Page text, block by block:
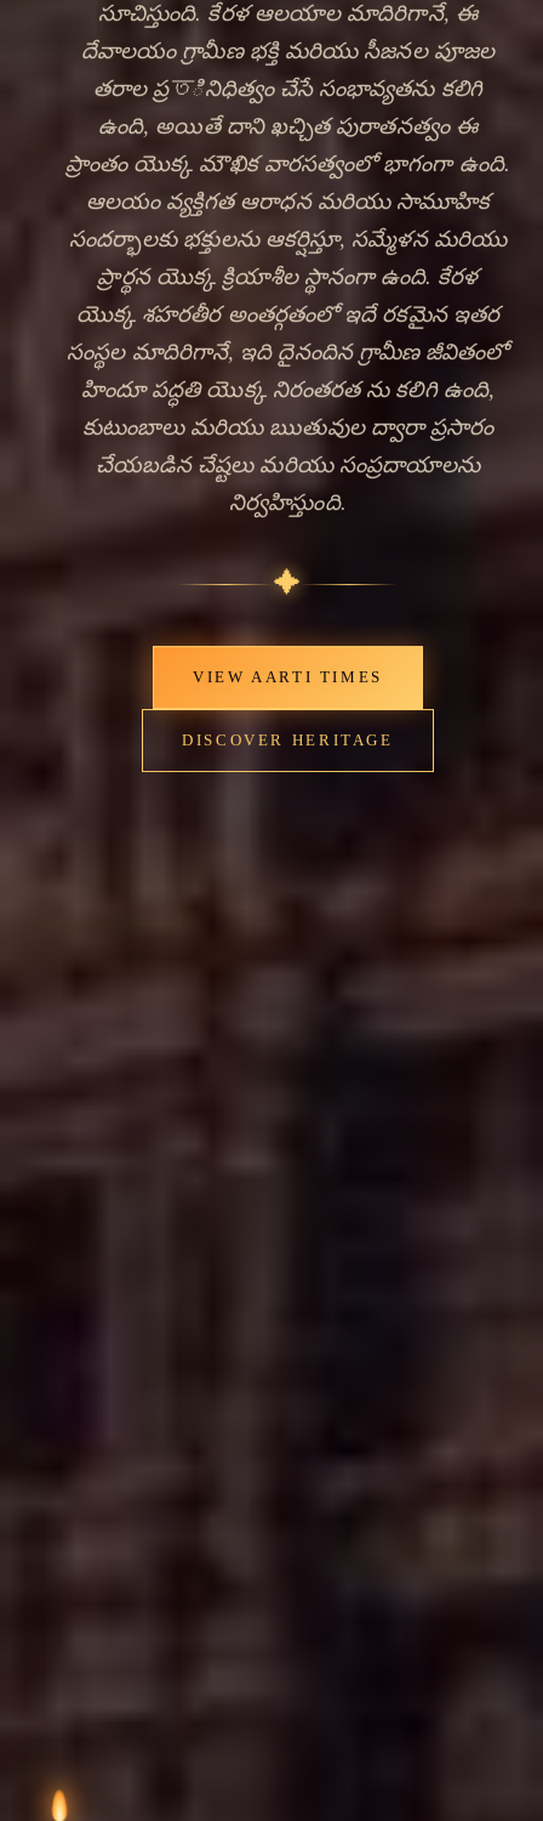
సూచిస్తుంది. కేరళ ఆలయాల మాదిరిగానే, ఈ
దేవాలయం గ్రామీణ భక్తి మరియు సీజనల పూజల
తరాల ప్రতినిధిత్వం చేసే సంభావ్యతను కలిగి
ఉంది, అయితే దాని ఖచ్చిత పురాతనత్వం ఈ
ప్రాంతం యొక్క మౌఖిక వారసత్వంలో భాగంగా ఉంది.
ఆలయం వ్యక్తిగత ఆరాధన మరియు సామూహిక
సందర్భాలకు భక్తులను ఆకర్షిస్తూ, సమ్మేళన మరియు
ప్రార్థన యొక్క క్రియాశీల స్థానంగా ఉంది. కేరళ
యొక్క శహరతీర అంతర్గతంలో ఇదే రకమైన ఇతర
సంస్థల మాదిరిగానే, ఇది దైనందిన గ్రామీణ జీవితంలో
హిందూ పద్ధతి యొక్క నిరంతరత ను కలిగి ఉంది,
కుటుంబాలు మరియు ఋతువుల ద్వారా ప్రసారం
చేయబడిన చేష్టలు మరియు సంప్రదాయాలను
నిర్వహిస్తుంది.
✦
VIEW AARTI TIMES
DISCOVER HERITAGE